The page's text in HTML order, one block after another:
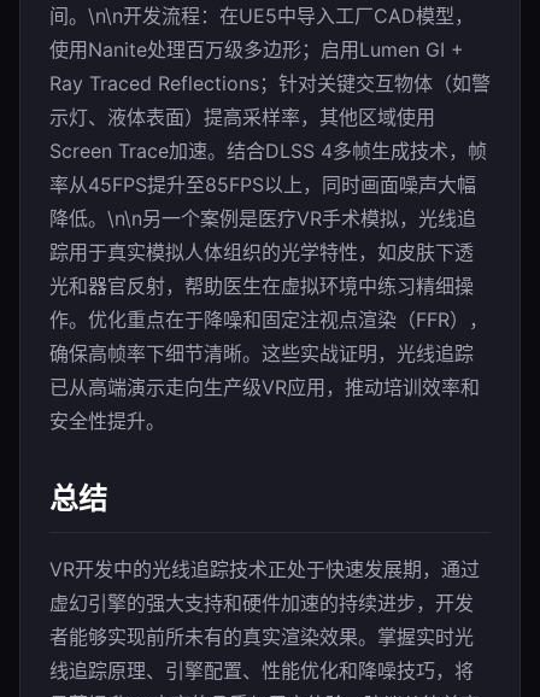
间。\n\n开发流程：在UE5中导入工厂CAD模型，
使用Nanite处理百万级多边形；启用Lumen GI +
Ray Traced Reflections；针对关键交互物体（如警
示灯、液体表面）提高采样率，其他区域使用
Screen Trace加速。结合DLSS 4多帧生成技术，帧
率从45FPS提升至85FPS以上，同时画面噪声大幅
降低。\n\n另一个案例是医疗VR手术模拟，光线追
踪用于真实模拟人体组织的光学特性，如皮肤下透
光和器官反射，帮助医生在虚拟环境中练习精细操
作。优化重点在于降噪和固定注视点渲染（FFR），
确保高帧率下细节清晰。这些实战证明，光线追踪
已从高端演示走向生产级VR应用，推动培训效率和
安全性提升。
总结
VR开发中的光线追踪技术正处于快速发展期，通过
虚幻引擎的强大支持和硬件加速的持续进步，开发
者能够实现前所未有的真实渲染效果。掌握实时光
线追踪原理、引擎配置、性能优化和降噪技巧，将